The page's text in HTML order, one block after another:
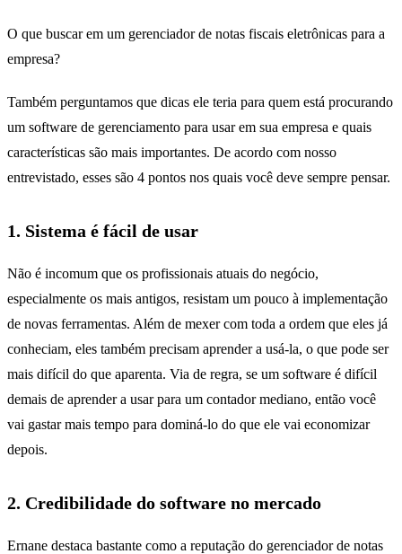
O que buscar em um gerenciador de notas fiscais eletrônicas para a
empresa?
Também perguntamos que dicas ele teria para quem está procurando
um software de gerenciamento para usar em sua empresa e quais
características são mais importantes. De acordo com nosso
entrevistado, esses são 4 pontos nos quais você deve sempre pensar.
1. Sistema é fácil de usar
Não é incomum que os profissionais atuais do negócio,
especialmente os mais antigos, resistam um pouco à implementação
de novas ferramentas. Além de mexer com toda a ordem que eles já
conheciam, eles também precisam aprender a usá-la, o que pode ser
mais difícil do que aparenta. Via de regra, se um software é difícil
demais de aprender a usar para um contador mediano, então você
vai gastar mais tempo para dominá-lo do que ele vai economizar
depois.
2. Credibilidade do software no mercado
Ernane destaca bastante como a reputação do gerenciador de notas